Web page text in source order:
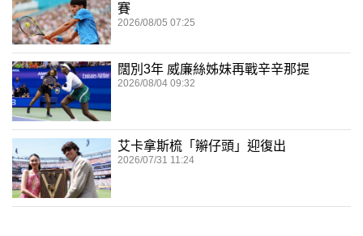
賽
2026/08/05 07:25
闊別3年 威廉絲姊妹再戰辛辛那提
2026/08/04 09:32
艾卡拿斯梳「辮仔頭」迎復出
2026/07/31 11:24